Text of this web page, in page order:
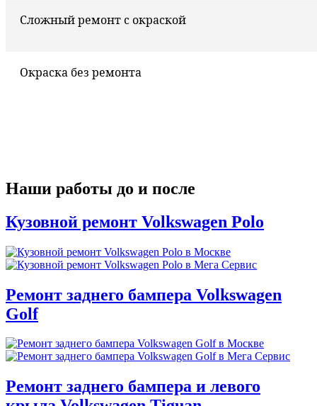
Сложный ремонт с окраской
Окраска без ремонта
Наши работы до и после
Кузовной ремонт Volkswagen Polo
Ремонт заднего бампера Volkswagen
Golf
Ремонт заднего бампера и левого